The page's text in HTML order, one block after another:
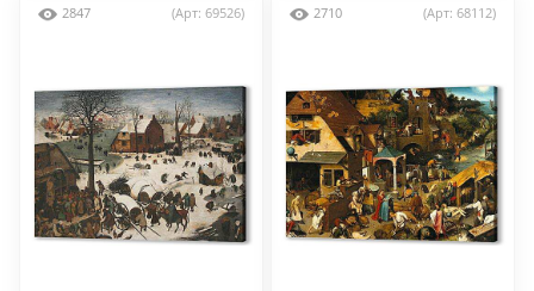
2847 (Арт: 69526) 2710 (Арт: 68112)